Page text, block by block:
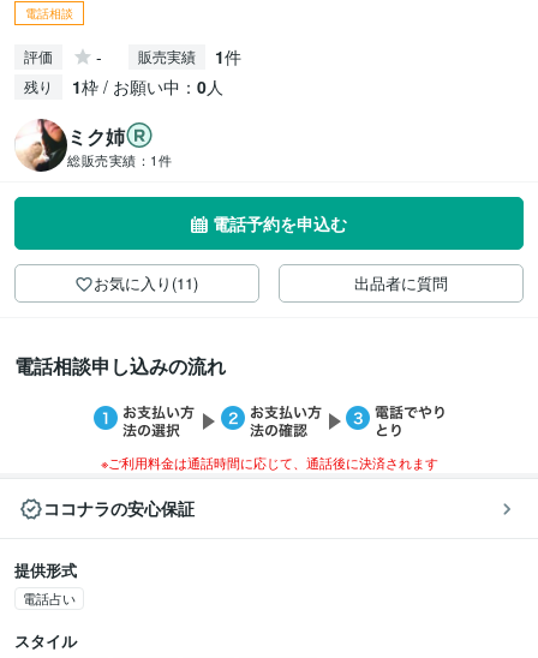
電話相談
評価 - 販売実績 1件
残り 1枠 / お願い中： 0人
ミク姉
総販売実績： 1件
電話予約を申込む
お気に入り(11) 出品者に質問
電話相談申し込みの流れ
※ご利用料金は通話時間に応じて、通話後に決済されます
ココナラの安心保証
提供形式
電話占い
スタイル